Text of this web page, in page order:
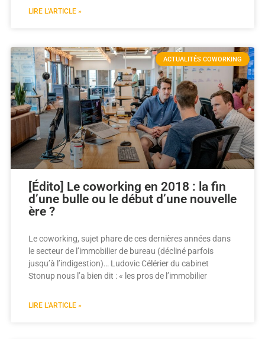
LIRE L'ARTICLE »
ACTUALITÉS COWORKING
[Édito] Le coworking en 2018 : la fin
d’une bulle ou le début d’une nouvelle
ère ?
Le coworking, sujet phare de ces dernières années dans
le secteur de l’immobilier de bureau (décliné parfois
jusqu’à l’indigestion)… Ludovic Célérier du cabinet
Stonup nous l’a bien dit : « les pros de l’immobilier
LIRE L'ARTICLE »